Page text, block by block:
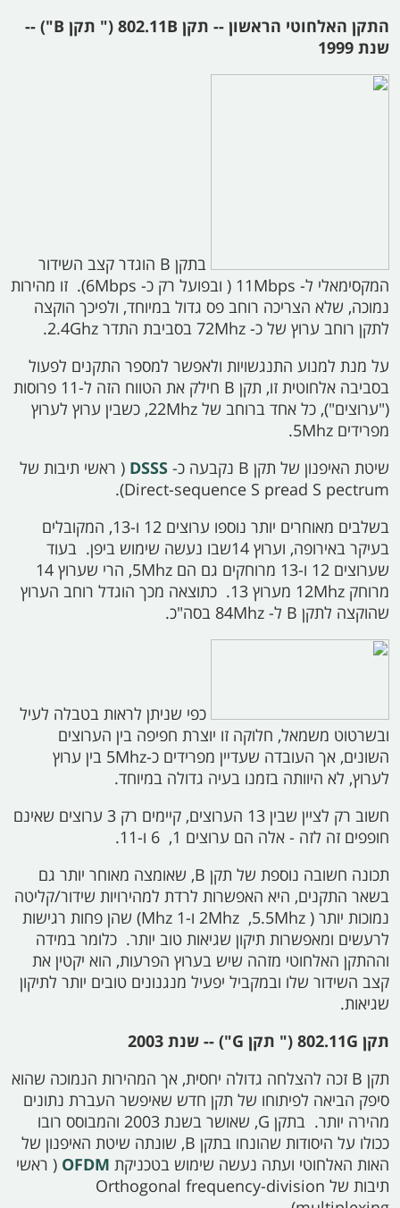
התקן האלחוטי הראשון -- תקן 802.11B (" תקן B") --
שנת 1999
בתקן B הוגדר קצב השידור
המקסימאלי ל- 11Mbps ( ובפועל רק כ- 6Mbps).
זו מהירות
נמוכה, שלא הצריכה רוחב פס גדול במיוחד, ולפיכך הוקצה
לתקן רוחב ערוץ של כ- 72Mhz בסביבת התדר 2.4Ghz.
על מנת למנוע התנגשויות ולאפשר למספר התקנים לפעול
בסביבה אלחוטית זו, תקן B
חילק את הטווח הזה ל-11 פרוסות
("ערוצים"), כל אחד ברוחב של 22Mhz, כשבין ערוץ לערוץ
מפרידים 5Mhz.
שיטת האיפנון של תקן B נקבעה כ- DSSS
( ראשי תיבות של
Direct-sequence S pread S pectrum).
בשלבים מאוחרים יותר נוספו ערוצים 12 ו-13, המקובלים
בעיקר באירופה, וערוץ 14
שבו נעשה שימוש ביפן. בעוד
שערוצים 12 ו-13 מרוחקים גם הם
5Mhz,
הרי שערוץ 14
מרוחק 12Mhz
מערוץ 13. כתוצאה מכך הוגדל רוחב הערוץ
שהוקצה לתקן B ל- 84Mhz בסה"כ.
כפי שניתן לראות בטבלה לעיל
ובשרטוט משמאל, חלוקה זו יוצרת חפיפה בין הערוצים
השונים, אך העובדה שעדיין מפרידים כ-5Mhz
בין ערוץ
לערוץ, לא היוותה בזמנו בעיה גדולה במיוחד.
חשוב רק לציין שבין 13 הערוצים, קיימים רק 3 ערוצים שאינם
חופפים זה לזה - אלה הם ערוצים 1,
ו-11.
תכונה חשובה נוספת של תקן B, שאומצה מאוחר יותר גם
בשאר התקנים, היא האפשרות לרדת למהירויות שידור/קליטה
נמוכות יותר ( 5.5Mhz,
2Mhz ו-1 Mhz) שהן פחות רגישות
לרעשים ומאפשרות תיקון שגיאות טוב יותר. כלומר במידה
וההתקן האלחוטי מזהה שיש בערוץ הפרעות, הוא יקטין את
קצב השידור שלו ובמקביל יפעיל מנגנונים טובים יותר לתיקון
שגיאות.
תקן 802.11G (" תקן G") --
שנת 2003
תקן B זכה להצלחה גדולה יחסית, אך המהירות הנמוכה שהוא
סיפק הביאה לפיתוחו של תקן חדש שאיפשר העברת נתונים
מהירה יותר. בתקן G,
שאושר בשנת 2003 והמבוסס רובו
ככולו על היסודות שהונחו בתקן B, שונתה שיטת האיפנון של
האות האלחוטי ועתה נעשה שימוש בטכניקת OFDM
( ראשי
תיבות של Orthogonal frequency-division